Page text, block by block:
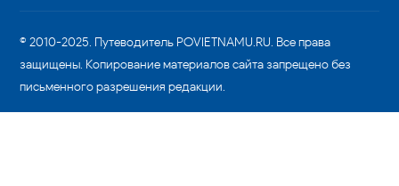
© 2010-2025. Путеводитель POVIETNAMU.RU. Все права
защищены. Копирование материалов сайта запрещено без
письменного разрешения редакции.